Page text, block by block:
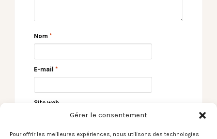
Gérer le consentement
Pour offrir les meilleures expériences, nous utilisons des technologies
Nom *
E-mail *
Site web